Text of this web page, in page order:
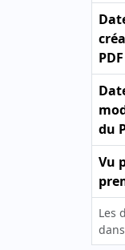
PDF
du
Vu
Les